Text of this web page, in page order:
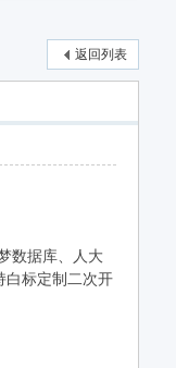
返回列表
数据库、人大
白标定制二次开